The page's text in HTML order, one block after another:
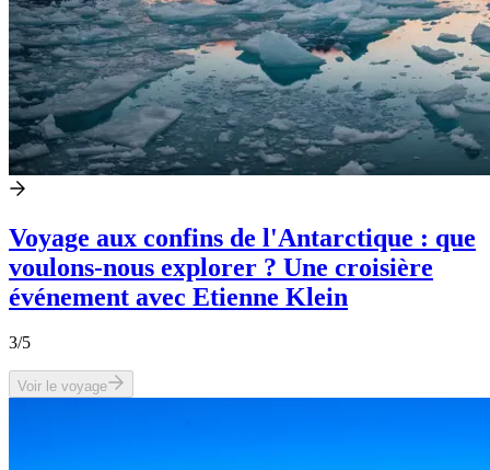
Voyage aux confins de l'Antarctique : que
voulons-nous explorer ? Une croisière
événement avec Etienne Klein
3/5
Voir le voyage